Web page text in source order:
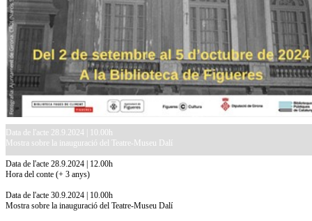
Data de l'acte 28.9.2024 | 10.00h
Mostra sobre la inauguració del Teatre-Museu Dalí
Data de l'acte 28.9.2024 | 12.00h
Hora del conte (+ 3 anys)
Data de l'acte 30.9.2024 | 10.00h
Mostra sobre la inauguració del Teatre-Museu Dalí